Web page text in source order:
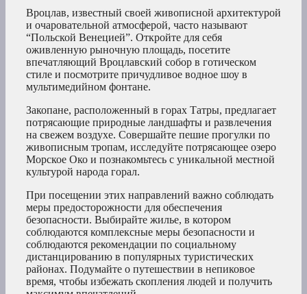
Вроцлав, известный своей живописной архитектурой
и очаровательной атмосферой, часто называют
“Польской Венецией”. Откройте для себя
оживленную рыночную площадь, посетите
впечатляющий Вроцлавский собор в готическом
стиле и посмотрите причудливое водное шоу в
мультимедийном фонтане.
Закопане, расположенный в горах Татры, предлагает
потрясающие природные ландшафты и развлечения
на свежем воздухе. Совершайте пешие прогулки по
живописным тропам, исследуйте потрясающее озеро
Морское Око и познакомьтесь с уникальной местной
культурой народа горал.
При посещении этих направлений важно соблюдать
меры предосторожности для обеспечения
безопасности. Выбирайте жилье, в котором
соблюдаются комплексные меры безопасности и
соблюдаются рекомендации по социальному
дистанцированию в популярных туристических
районах. Подумайте о путешествии в непиковое
время, чтобы избежать скопления людей и получить